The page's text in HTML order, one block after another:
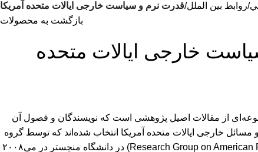
روابط بین الملل قدرت نرم و سیاست خارجی ایالات متحده آمریکا
بازگشت به محصولات
خارجی ایالات متحده
از مقالات اصیل پژوهشی است که نویسندگان و فصول آن
مسائل خارجی ایالات متحده آمریکا انتخاب شده‌اند که توسط گروه
پژوهشی قدرت آمریکا (Research Group on American Power) در دانشگاه منچستر در می‌۲۰۰۸